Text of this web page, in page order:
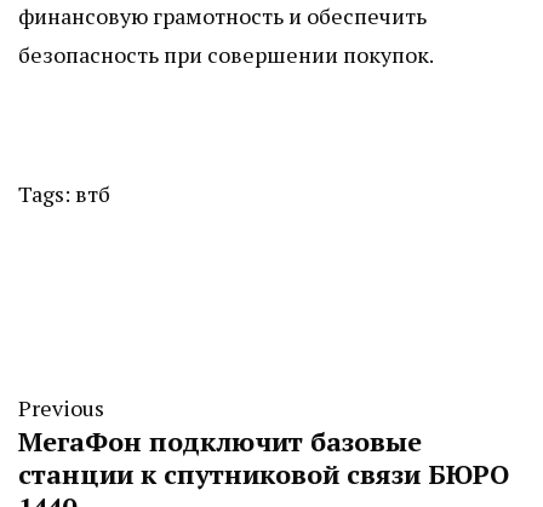
финансовую грамотность и обеспечить
безопасность при совершении покупок.
Tags: втб
Previous
МегаФон подключит базовые
станции к спутниковой связи БЮРО